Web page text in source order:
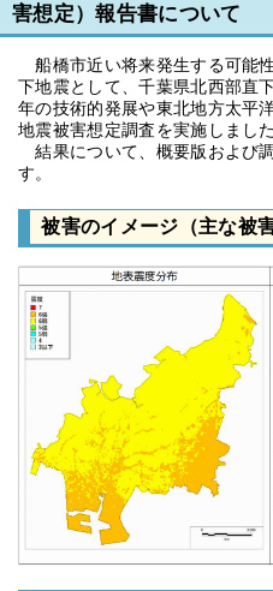
害想定）報告書について
船橋市近い将来発生する可能
下地震として、千葉県北西部直
年の技術的発展や東北地方太平
地震被害想定調査を実施しました
結果について、概要版および
す。
被害のイメージ（主な被